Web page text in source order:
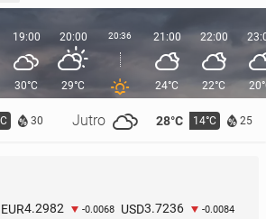
wpro­wa­dza na rynek luk­su­so­we
56 lat za­de­biu­to­wa­ła na
30 Jutro 28°C 14°C 25
19:00
30°C
20:00
29°C
20:36 21:00
24°C
22:00
22°C
EUR4.2982 -0.0068 USD3.7236 -0.0084